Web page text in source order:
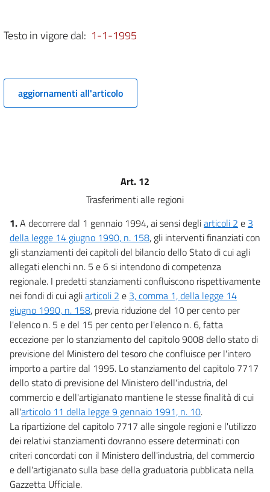
12
DISPOSIZIONI
IN MATERIA DI ENTRATE
14
Elenco
Elenco
Tabelle
Tabelle
Testo in vigore dal: 1-1-1995
aggiornamenti all'articolo
Art. 12
Trasferimenti alle regioni
1.A decorrere dal 1 gennaio 1994, ai sensi degliarticoli 2 e 3
della legge 14 giugno 1990, n. 158, gli interventi finanziati con
gli stanziamenti dei capitoli del bilancio dello Stato di cui agli
allegati elenchi nn. 5 e 6 si intendono di competenza
regionale. I predetti stanziamenti confluiscono rispettivamente
nei fondi di cui agliarticoli 2 e 3, comma 1, della legge 14
giugno 1990, n. 158, previa riduzione del 10 per cento per
l'elenco n. 5 e del 15 per cento per l'elenco n. 6, fatta
eccezione per lo stanziamento del capitolo 9008 dello stato di
previsione del Ministero del tesoro che confluisce per l'intero
importo a partire dal 1995. Lo stanziamento del capitolo 7717
dello stato di previsione del Ministero dell'industria, del
commercio e dell'artigianato mantiene le stesse finalità di cui
all'articolo 11 della legge 9 gennaio 1991, n. 10.
La ripartizione del capitolo 7717 alle singole regioni e l'utilizzo
dei relativi stanziamenti dovranno essere determinati con
criteri concordati con il Ministero dell'industria, del commercio
e dell'artigianato sulla base della graduatoria pubblicata nella
Gazzetta Ufficiale.